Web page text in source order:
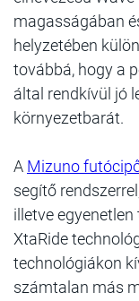
magasságában
helyzetében
továbbá, hogy a
által rendkívül jó
környezetbarát.
A Mizuno
segítő
illetve
XtaRide
technológiákon
számtalan más